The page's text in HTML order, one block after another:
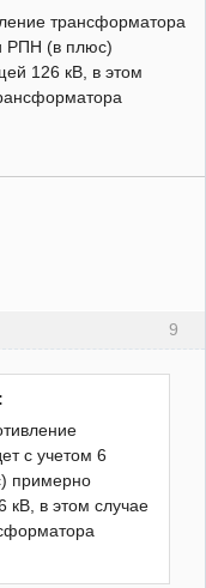
трансформатора
РПН (в плюс)
126 кВ, в этом
9
с учетом 6
примерно
кВ, в этом случае